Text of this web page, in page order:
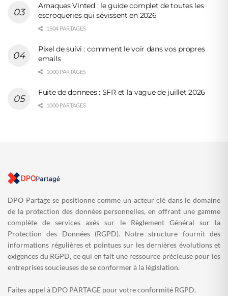
Arnaques Vinted : le guide complet de toutes les
escroqueries qui sévissent en 2026
1504 PARTAGES
Pixel de suivi : comment le voir dans vos propres
emails
1000 PARTAGES
Fuite de donnees : SFR et la vague de juillet 2026
1000 PARTAGES
DPO Partage se positionne comme un acteur clé dans le domaine
de la protection des données personnelles, en offrant une gamme
complète de services axés sur le Règlement Général sur la
Protection des Données (RGPD). Notre structure fournit des
informations régulières et pointues sur les dernières évolutions et
exigences du RGPD, ce qui en fait une ressource précieuse pour les
entreprises soucieuses de se conformer à la législation.
Faites appel à DPO PARTAGE pour votre conformité RGPD.